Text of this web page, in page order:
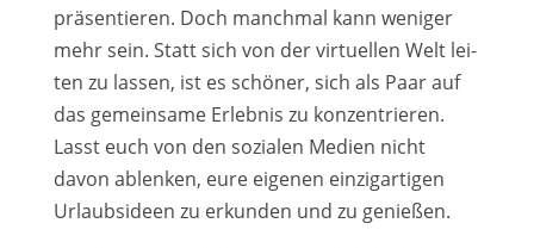
prä­sen­tie­ren. Doch manch­mal kann weni­ger
mehr sein. Statt sich von der vir­tu­el­len Welt lei­
ten zu las­sen, ist es schö­ner, sich als Paar auf
das gemein­sa­me Erlebnis zu kon­zen­trie­ren.
Lasst euch von den sozia­len Medien nicht
davon ablen­ken, eure eige­nen ein­zig­ar­ti­gen
Urlaubsideen zu erkun­den und zu genie­ßen.